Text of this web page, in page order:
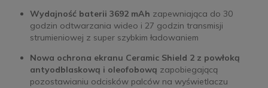
Wydajność baterii 3692 mAh zapewniająca do 30
godzin odtwarzania wideo i 27 godzin transmisji
strumieniowej z super szybkim ładowaniem
Nowa ochrona ekranu Ceramic Shield 2 z powłoką
antyodblaskową i oleofobową zapobiegającą
pozostawianiu odcisków palców na wyświetlaczu